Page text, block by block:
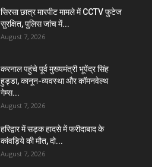
सिरसा छात्र मारपीट मामले में CCTV फुटेज
सुरक्षित, पुलिस जांच में...
August 7, 2026
करनाल पहुंचे पूर्व मुख्यमंत्री भूपेंद्र सिंह
हुड्डा, कानून-व्यवस्था और कॉमनवेल्थ
गेम्स...
August 7, 2026
हरिद्वार में सड़क हादसे में फरीदाबाद के
कांवड़िये की मौत, दो...
August 7, 2026